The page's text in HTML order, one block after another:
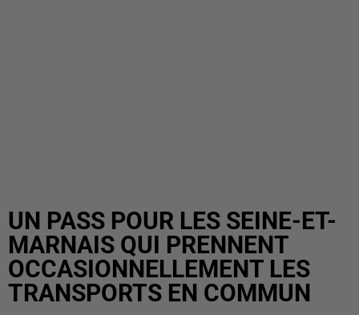
UN PASS POUR LES SEINE-ET-
MARNAIS QUI PRENNENT
OCCASIONNELLEMENT LES
TRANSPORTS EN COMMUN